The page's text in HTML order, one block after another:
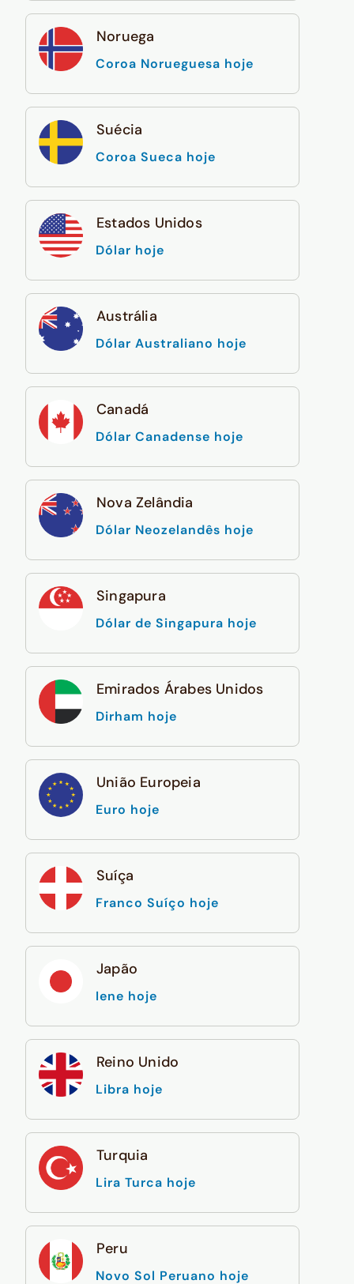
Noruega
Coroa Norueguesa hoje
Suécia
Coroa Sueca hoje
Estados Unidos
Dólar hoje
Austrália
Dólar Australiano hoje
Canadá
Dólar Canadense hoje
Nova Zelândia
Dólar Neozelandês hoje
Singapura
Dólar de Singapura hoje
Emirados Árabes Unidos
Dirham hoje
União Europeia
Euro hoje
Suíça
Franco Suíço hoje
Japão
Iene hoje
Reino Unido
Libra hoje
Turquia
Lira Turca hoje
Peru
Novo Sol Peruano hoje